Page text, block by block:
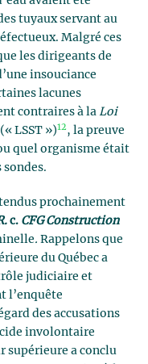
tuyaux servant au
Malgré ces
les dirigeants de
insouciance
lacunes
contraires à la Loi
(« LSST »)12, la preuve
quel organisme était
sondes.
prochainement
c. CFG Construction
. Rappelons que
du Québec a
judiciaire et
l’enquête
des accusations
involontaire
supérieure a conclu